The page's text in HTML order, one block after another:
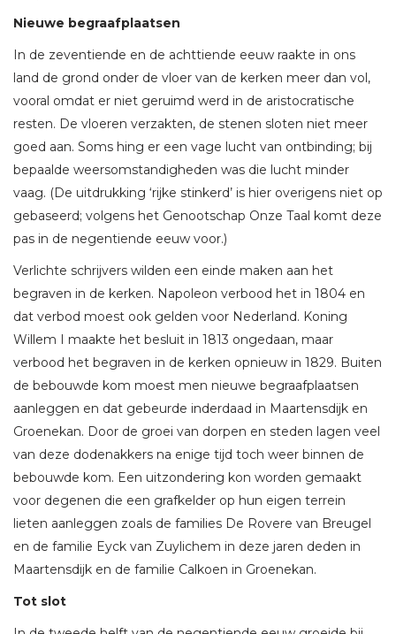
Nieuwe begraafplaatsen
In de zeventiende en de achttiende eeuw raakte in ons
land de grond onder de vloer van de kerken meer dan vol,
vooral omdat er niet geruimd werd in de aristocratische
resten. De vloeren verzakten, de stenen sloten niet meer
goed aan. Soms hing er een vage lucht van ontbinding; bij
bepaalde weersomstandigheden was die lucht minder
vaag. (De uitdrukking ‘rijke stinkerd’ is hier overigens niet op
gebaseerd; volgens het Genootschap Onze Taal komt deze
pas in de negentiende eeuw voor.)
Verlichte schrijvers wilden een einde maken aan het
begraven in de kerken. Napoleon verbood het in 1804 en
dat verbod moest ook gelden voor Nederland. Koning
Willem I maakte het besluit in 1813 ongedaan, maar
verbood het begraven in de kerken opnieuw in 1829. Buiten
de bebouwde kom moest men nieuwe begraafplaatsen
aanleggen en dat gebeurde inderdaad in Maartensdijk en
Groenekan. Door de groei van dorpen en steden lagen veel
van deze dodenakkers na enige tijd toch weer binnen de
bebouwde kom. Een uitzondering kon worden gemaakt
voor degenen die een grafkelder op hun eigen terrein
lieten aanleggen zoals de families De Rovere van Breugel
en de familie Eyck van Zuylichem in deze jaren deden in
Maartensdijk en de familie Calkoen in Groenekan.
Tot slot